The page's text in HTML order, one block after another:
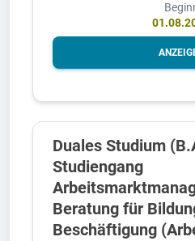
Duales Studium
Studiengang
Beratung für
Beschäftigung